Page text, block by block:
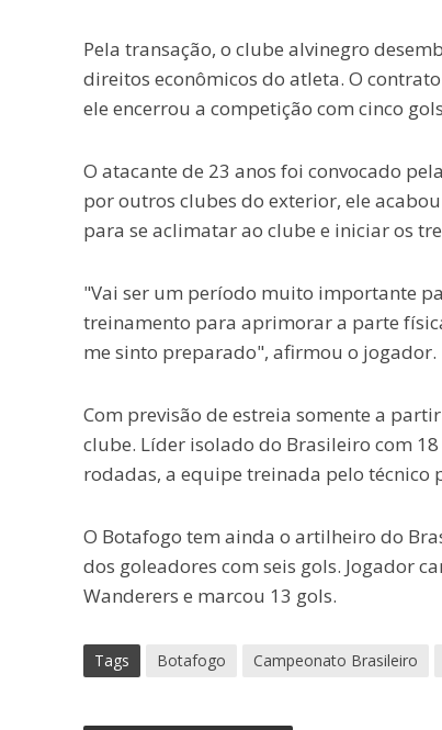
Pela transação, o clube alvinegro
direitos econômicos do atleta. O
ele encerrou a competição com cinco
O atacante de 23 anos foi convocado
por outros clubes do exterior, ele
para se aclimatar ao clube e iniciar os
"Vai ser um período muito importante
treinamento para aprimorar a parte
me sinto preparado", afirmou o jogador.
Com previsão de estreia somente a
clube. Líder isolado do Brasileiro com
rodadas, a equipe treinada pelo técnico
O Botafogo tem ainda o artilheiro do
dos goleadores com seis gols. Jogador
Wanderers e marcou 13 gols.
Tags Botafogo Campeonato Brasileiro